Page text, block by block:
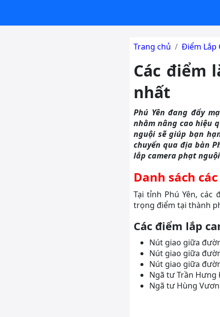
Trang chủ Điểm Lắp
Các điểm
nhất
Phú Yên đang đẩy
nhằm nâng cao hiệu
nguội sẽ giúp bạn
chuyển qua địa bàn
lắp camera phạt
Danh sách
Tại tỉnh Phú Yên,
trọng điểm tại thành
Các điểm lắp
Nút giao giữa
Nút giao giữa
Nút giao giữa
Ngã tư Trần Hưng
Ngã tư Hùng